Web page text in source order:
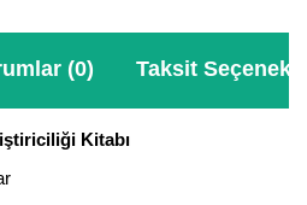
(0) Taksit
Kitabı